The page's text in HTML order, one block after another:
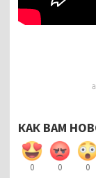
КАК ВАМ
0 0 0